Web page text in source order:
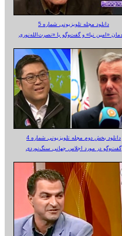
دانلود مجله تلویزیونی شماره 5
دانلود بخش دوم مجله تلویزیونی شماره 4
گفت‌وگو در مورد اجلاس جهانی سنگ‌نوردی